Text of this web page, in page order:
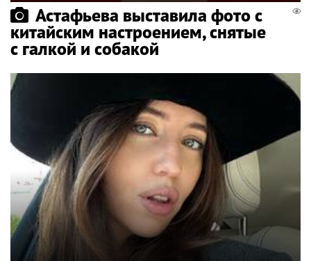
Астафьева выставила фото с
китайским настроением, снятые
с галкой и собакой